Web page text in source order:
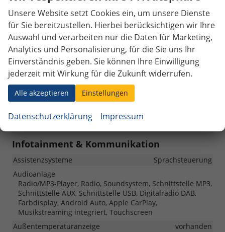
Sportausführung, mit Lenkradheizung
Sitze
Komfortsitze, Isofix (Kindersitzbefestigung), Sitze
links/rechts orthopädisch, Sitzbank hinten verschiebbar,
Rücksitzbank hinten geteilt, Sitzheizung, Sportsitze
Sitze: Lordosenstütze
Fahrer und Beifahrer
Sitze: Verstellbarkeit
Elektrisch verstellbarer Fahrersitz, Memorypaket,
Höhenverstellbarer Fahrer- und Beifahrersitz,
Fahrersitz
Infotainment & Kommunikation
Assistenzsysteme
Sprachsteuerung
Audioanlage
Radio/MP3-Player, Radio, Soundsystem, Schnittstelle MP3,
Schnittstelle AUX, Schnittstelle USB, Digitalradio DAB,
Farbdisplay, Android Auto, Apple CarPlay,
Musikstreaming integriert, Touchscreen
Außentemperaturanzeige
vorhanden
Unsere Website setzt Cookies ein, um unsere Dienste
für Sie bereitzustellen. Hierbei berücksichtigen wir Ihre
Auswahl und verarbeiten nur die Daten für Marketing,
Analytics und Personalisierung, für die Sie uns Ihr
Einverständnis geben. Sie können Ihre Einwilligung
jederzeit mit Wirkung für die Zukunft widerrufen.
Alle akzeptieren Einstellungen
Datenschutzerklärung Impressum